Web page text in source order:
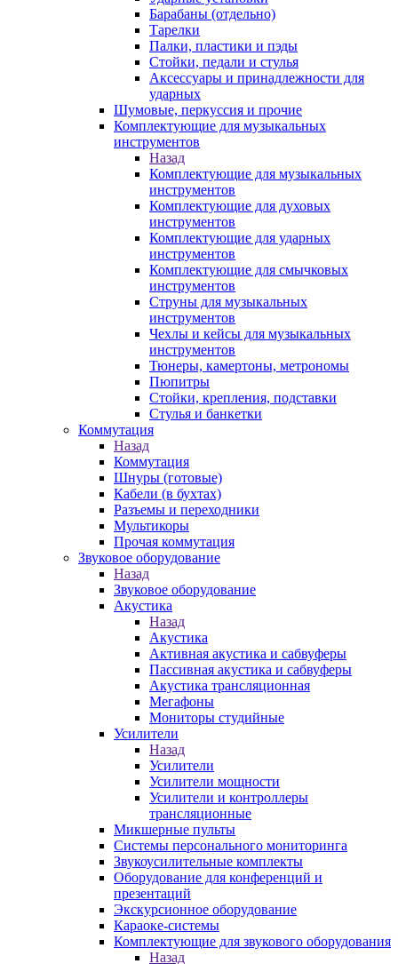
Барабаны (отдельно)
Тарелки
Палки, пластики и пэды
Стойки, педали и стулья
Аксессуары и принадлежности для
ударных
Шумовые, перкуссия и прочие
Комплектующие для музыкальных
инструментов
Назад
Комплектующие для музыкальных
инструментов
Комплектующие для духовых
инструментов
Комплектующие для ударных
инструментов
Комплектующие для смычковых
инструментов
Струны для музыкальных
инструментов
Чехлы и кейсы для музыкальных
инструментов
Тюнеры, камертоны, метрономы
Пюпитры
Стойки, крепления, подставки
Стулья и банкетки
Коммутация
Назад
Коммутация
Шнуры (готовые)
Кабели (в бухтах)
Разъемы и переходники
Мультикоры
Прочая коммутация
Звуковое оборудование
Назад
Звуковое оборудование
Акустика
Назад
Акустика
Активная акустика и сабвуферы
Пассивная акустика и сабвуферы
Акустика трансляционная
Мегафоны
Мониторы студийные
Усилители
Назад
Усилители
Усилители мощности
Усилители и контроллеры
трансляционные
Микшерные пульты
Системы персонального мониторинга
Звукоусилительные комплекты
Оборудование для конференций и
презентаций
Экскурсионное оборудование
Караоке-системы
Комплектующие для звукового оборудования
Назад